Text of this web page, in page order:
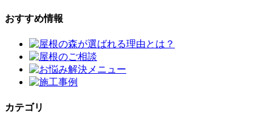
おすすめ情報
カテゴリ